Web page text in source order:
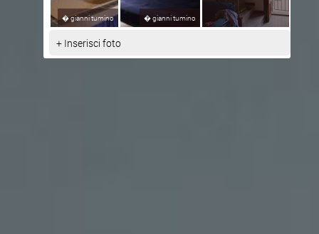
�gianni tumino �gianni tumino
+ Inserisci foto